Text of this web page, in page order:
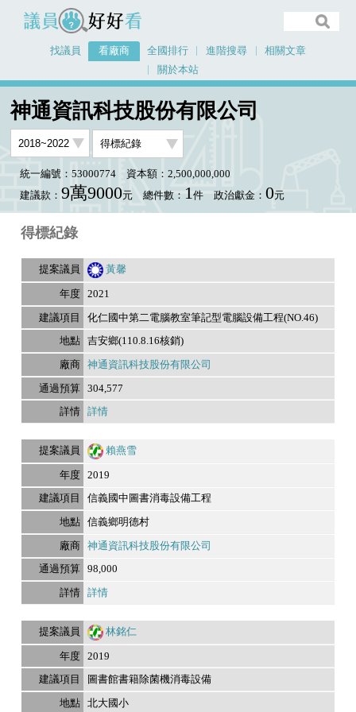
議員好好看
找議員 看廠商 全國排行 進階搜尋
相關文章
關於本站
神通資訊科技股份有限公司
統一編號：53000774
資本額：2,500,000,000
建議款： 9萬9000元 總件數： 1件 政治獻金： 0元
得標紀錄
黃馨
2021
化仁國中第二電腦教室筆記型電腦設備工程(NO.46)
吉安鄉(110.8.16核銷)
神通資訊科技股份有限公司
304,577
詳情
賴燕雪
2019
信義國中圖書消毒設備工程
信義鄉明德村
神通資訊科技股份有限公司
98,000
詳情
林銘仁
2019
圖書館書籍除菌機消毒設備
北大國小